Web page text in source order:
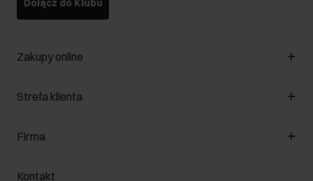
Dołącz do Klubu
Zakupy online
Zarządzaj cookies
Formy płatności
Jak dokonać zwrotu?
Strefa klienta
Klub Klienta
Firma
O nas
Kontakt